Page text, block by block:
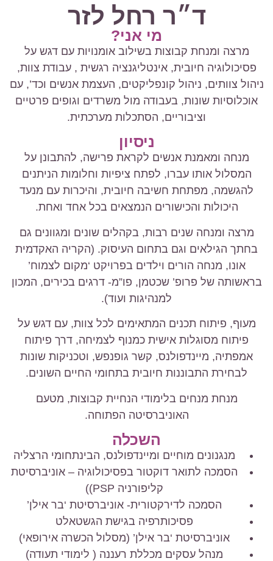
ד״ר רחל לזר
מי אני?
מרצה ומנחת קבוצות בשילוב אומנויות עם דגש על
פסיכולוגיה חיובית, אינטליגנציה רגשית , עבודת צוות,
ניהול צוותים, ניהול קונפליקטים, העצמת אנשים וכד’, עם
אוכלוסיות שונות, בעבודה מול משרדים וגופים פרטיים
וציבוריים, הסתכלות מערכתית.
ניסיון
מנחה ומאמנת אנשים לקראת פרישה, להתבונן על
המסלול אותו עברו, לפתח ציפיות וחלומות הניתנים
להגשמה, מפתחת חשיבה חיובית, והיכרות עם מנעד
היכולות והכישורים הנמצאים בכל אחד ואחת.
מרצה ומנחה שנים רבות, בקהלים שונים ומגוונים גם
בחתך הגילאים וגם בתחום העיסוק. (הקריה האקדמית
אונו, מנחה הורים וילדים בפרויקט ‘מקום לצמוח’
בראשותה של פרופ’ שכטמן, פו”מ- דרגים בכירים, המכון
למנהיגות ועוד).
מעוף, פיתוח תכנים המתאימים לכל צוות, עם דגש על
פיתוח מסוגלות אישית כמנוף לצמיחה, דרך פיתוח
אמפתיה, מיינדפולנס, קשר גופנפש, וטכניקות שונות
לבחירת התבוננות חיובית בתחומי החיים השונים.
מנחת מנחים בלימודי הנחיית קבוצות, מטעם
האוניברסיטה הפתוחה.
השכלה
מנגנונים מוחיים ומיינדפולנס, הבינתחומי הרצליה
הסמכה לתואר דוקטור בפסיכולוגיה – אוניברסיטת
קליפורניה PSP))
הסמכה לדירקטורית- אוניברסיטת ‘בר אילן’
פסיכותרפיה בגישת הגשטאלט
אוניברסיטת ‘בר אילן’ (מסלול הכשרה אירופאי)
מנהל עסקים מכללת רעננה ( לימודי תעודה)